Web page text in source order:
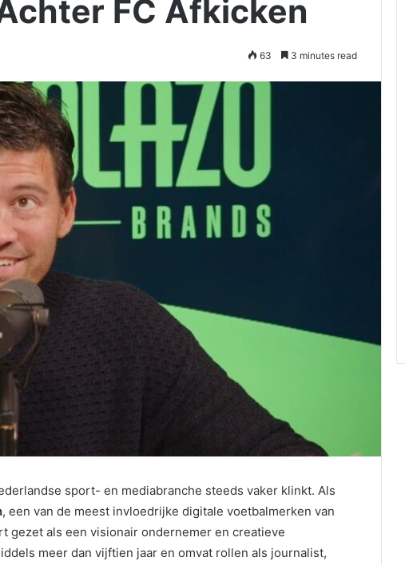
FC Afkicken
63 3 minutes read
sport- en mediabranche steeds vaker klinkt. Als
, een van de meest invloedrijke digitale voetbalmerken van
gezet als een visionair ondernemer en creatieve
meer dan vijftien jaar en omvat rollen als journalist,